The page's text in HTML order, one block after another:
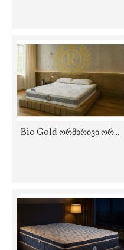
Bio Gold ორმხრივი ორთოპედიული მატრასი